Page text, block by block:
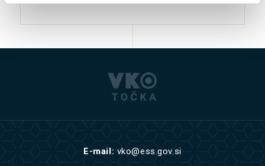
E-mail: vko@ess.gov.si